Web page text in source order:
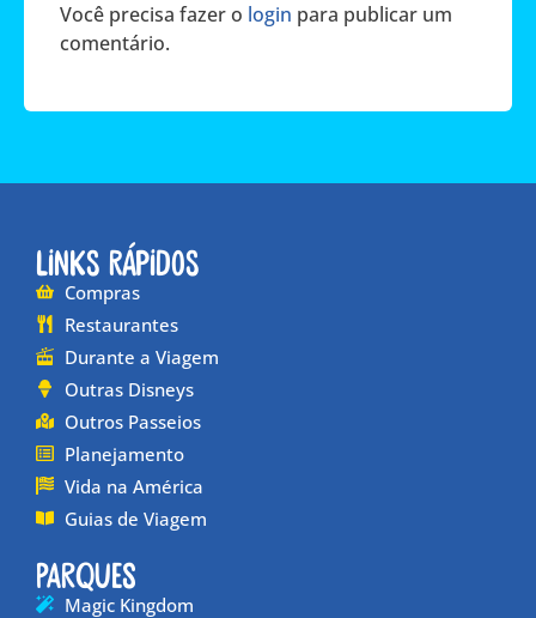
Você precisa fazer o login para publicar um
comentário.
Links Rápidos
Compras
Restaurantes
Durante a Viagem
Outras Disneys
Outros Passeios
Planejamento
Vida na América
Guias de Viagem
Parques
Magic Kingdom